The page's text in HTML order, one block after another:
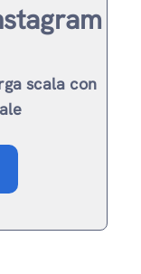
scala con